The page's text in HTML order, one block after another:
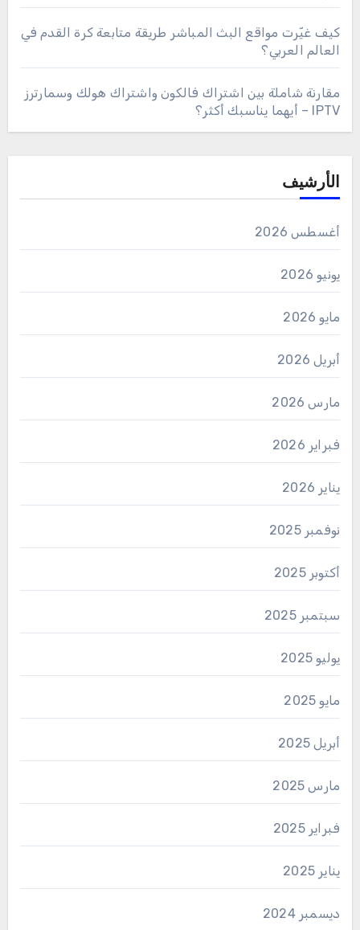
كيف غيّرت مواقع البث المباشر طريقة متابعة كرة القدم في
العالم العربي؟
مقارنة شاملة بين اشتراك فالكون واشتراك هولك وسمارترز
IPTV – أيهما يناسبك أكثر؟
الأرشيف
أغسطس 2026
يونيو 2026
مايو 2026
أبريل 2026
مارس 2026
فبراير 2026
يناير 2026
نوفمبر 2025
أكتوبر 2025
سبتمبر 2025
يوليو 2025
مايو 2025
أبريل 2025
مارس 2025
فبراير 2025
يناير 2025
ديسمبر 2024